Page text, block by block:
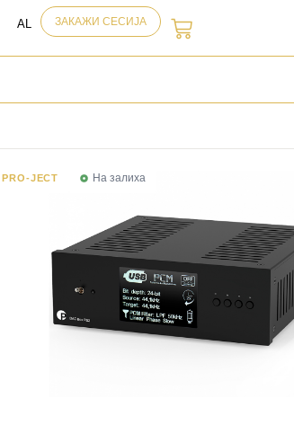
ЗАКАЖИ СЕСИЈА
PRO-JECT На залиха